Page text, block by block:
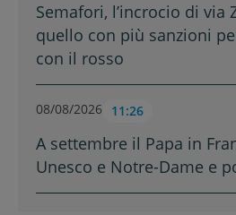
Semafori, l’incrocio di via
quello con più sanzioni
con il rosso
08/08/2026 11:26
A settembre il Papa in
Unesco e Notre-Dame e